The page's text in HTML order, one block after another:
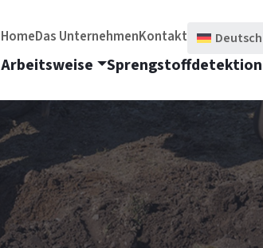
HomeDas UnternehmenKontakt Deutsch
Arbeitsweise Sprengstoffdetektion